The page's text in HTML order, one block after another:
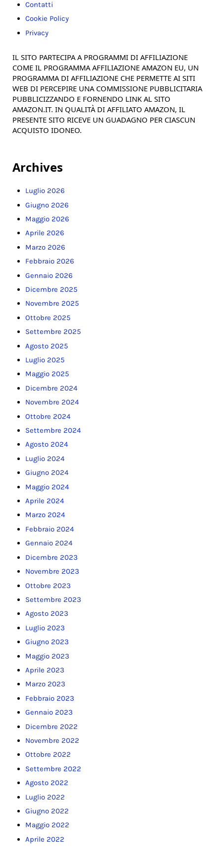
Contatti
Cookie Policy
Privacy
IL SITO PARTECIPA A PROGRAMMI DI AFFILIAZIONE
COME IL PROGRAMMA AFFILIAZIONE AMAZON EU, UN
PROGRAMMA DI AFFILIAZIONE CHE PERMETTE AI SITI
WEB DI PERCEPIRE UNA COMMISSIONE PUBBLICITARIA
PUBBLICIZZANDO E FORNENDO LINK AL SITO
AMAZON.IT. IN QUALITÀ DI AFFILIATO AMAZON, IL
PRESENTE SITO RICEVE UN GUADAGNO PER CIASCUN
ACQUISTO IDONEO.
Archives
Luglio 2026
Giugno 2026
Maggio 2026
Aprile 2026
Marzo 2026
Febbraio 2026
Gennaio 2026
Dicembre 2025
Novembre 2025
Ottobre 2025
Settembre 2025
Agosto 2025
Luglio 2025
Maggio 2025
Dicembre 2024
Novembre 2024
Ottobre 2024
Settembre 2024
Agosto 2024
Luglio 2024
Giugno 2024
Maggio 2024
Aprile 2024
Marzo 2024
Febbraio 2024
Gennaio 2024
Dicembre 2023
Novembre 2023
Ottobre 2023
Settembre 2023
Agosto 2023
Luglio 2023
Giugno 2023
Maggio 2023
Aprile 2023
Marzo 2023
Febbraio 2023
Gennaio 2023
Dicembre 2022
Novembre 2022
Ottobre 2022
Settembre 2022
Agosto 2022
Luglio 2022
Giugno 2022
Maggio 2022
Aprile 2022